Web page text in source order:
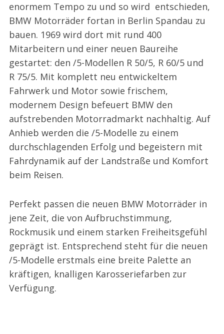
enormem Tempo zu und so wird entschieden,
BMW Motorräder fortan in Berlin Spandau zu
bauen. 1969 wird dort mit rund 400
Mitarbeitern und einer neuen Baureihe
gestartet: den /5-Modellen R 50/5, R 60/5 und
R 75/5. Mit komplett neu entwickeltem
Fahrwerk und Motor sowie frischem,
modernem Design befeuert BMW den
aufstrebenden Motorradmarkt nachhaltig. Auf
Anhieb werden die /5-Modelle zu einem
durchschlagenden Erfolg und begeistern mit
Fahrdynamik auf der Landstraße und Komfort
beim Reisen.
Perfekt passen die neuen BMW Motorräder in
jene Zeit, die von Aufbruchstimmung,
Rockmusik und einem starken Freiheitsgefühl
geprägt ist. Entsprechend steht für die neuen
/5-Modelle erstmals eine breite Palette an
kräftigen, knalligen Karosseriefarben zur
Verfügung.